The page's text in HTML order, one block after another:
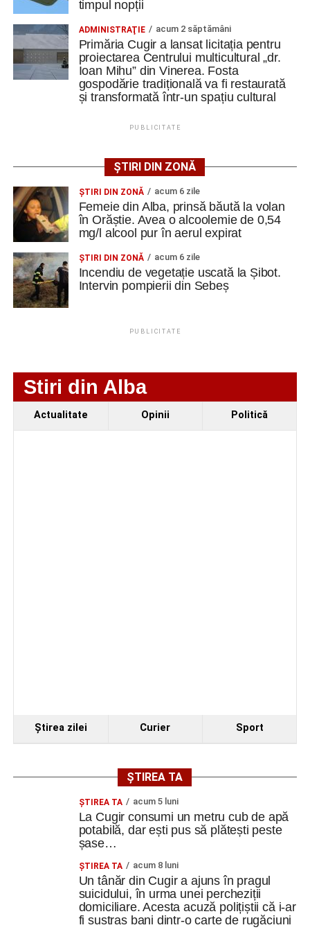
Cugir și-au perfecționat competențele prin
Facebook Messenger WhatsApp Twitter Email
IVET SRL
LUCRATOR
COMERCIAL
Adaugă cugirinfo.ro ca sursă
preferată pe Google
„Roș-albaștrii”, o nouă victorie în meciurile de
pregătire: Metalurgistul Cugir – FC Inter Sibiu 1-0
(0-0)
Cum și-a construit un informatician din Cugir propria
mașină solară. Vehiculul a ajuns și la o expoziție din
Berlin
Trei profesori ai Colegiului Național „David Prodan”
Cugir și-au perfecționat competențele prin
timpul nopții
ADMINISTRAŢIE acum 2 săptămâni
Primăria Cugir a lansat licitația pentru
proiectarea Centrului multicultural „dr.
Ioan Mihu” din Vinerea. Fosta
gospodărie tradițională va fi restaurată
și transformată într-un spațiu cultural
PUBLICITATE
ȘTIRI DIN ZONĂ
ŞTIRI DIN ZONĂ acum 6 zile
Femeie din Alba, prinsă băută la volan
în Orăștie. Avea o alcoolemie de 0,54
mg/l alcool pur în aerul expirat
ŞTIRI DIN ZONĂ acum 6 zile
Incendiu de vegetație uscată la Șibot.
Intervin pompierii din Sebeș
PUBLICITATE
Stiri din Alba
Actualitate Opinii Politică
Ştirea zilei Curier Sport
ȘTIREA TA
ȘTIREA TA acum 5 luni
La Cugir consumi un metru cub de apă
potabilă, dar ești pus să plătești peste
șase…
ȘTIREA TA acum 8 luni
Un tânăr din Cugir a ajuns în pragul
suicidului, în urma unei percheziții
domiciliare. Acesta acuză polițiștii că i-ar
fi sustras bani dintr-o carte de rugăciuni